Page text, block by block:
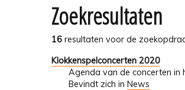
Zoekresultaten
16 resultaten voor de
Klokkenspelconcerten 2020
Agenda van de concerten in
Bevindt zich in News